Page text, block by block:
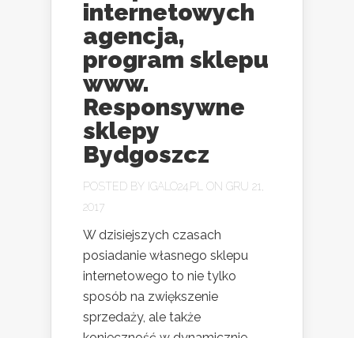
internetowych
agencja,
program sklepu
www.
Responsywne
sklepy
Bydgoszcz
POSTED BY IGALO24.PL
ON GRU 21,
2017
W dzisiejszych czasach
posiadanie własnego sklepu
internetowego to nie tylko
sposób na zwiększenie
sprzedaży, ale także